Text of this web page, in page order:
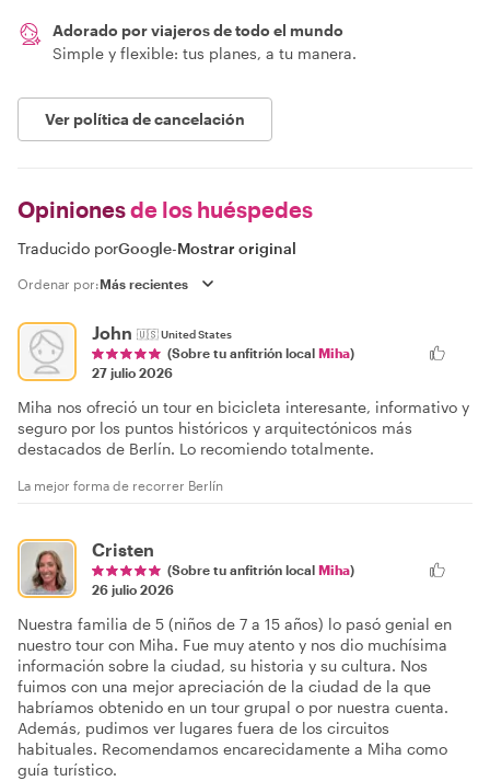
Adorado por viajeros de todo el mundo
Simple y flexible: tus planes, a tu manera.
Ver política de cancelación
Opinionesde los huéspedes
Traducido porGoogle-Mostrar original
Ordenar por:
John 🇺🇸United States
(Sobre tu anfitrión local Miha)
27 julio 2026
Miha nos ofreció un tour en bicicleta interesante, informativo y
seguro por los puntos históricos y arquitectónicos más
destacados de Berlín. Lo recomiendo totalmente.
La mejor forma de recorrer Berlín
Cristen
(Sobre tu anfitrión local Miha)
26 julio 2026
Nuestra familia de 5 (niños de 7 a 15 años) lo pasó genial en
nuestro tour con Miha. Fue muy atento y nos dio muchísima
información sobre la ciudad, su historia y su cultura. Nos
fuimos con una mejor apreciación de la ciudad de la que
habríamos obtenido en un tour grupal o por nuestra cuenta.
Además, pudimos ver lugares fuera de los circuitos
habituales. Recomendamos encarecidamente a Miha como
guía turístico.